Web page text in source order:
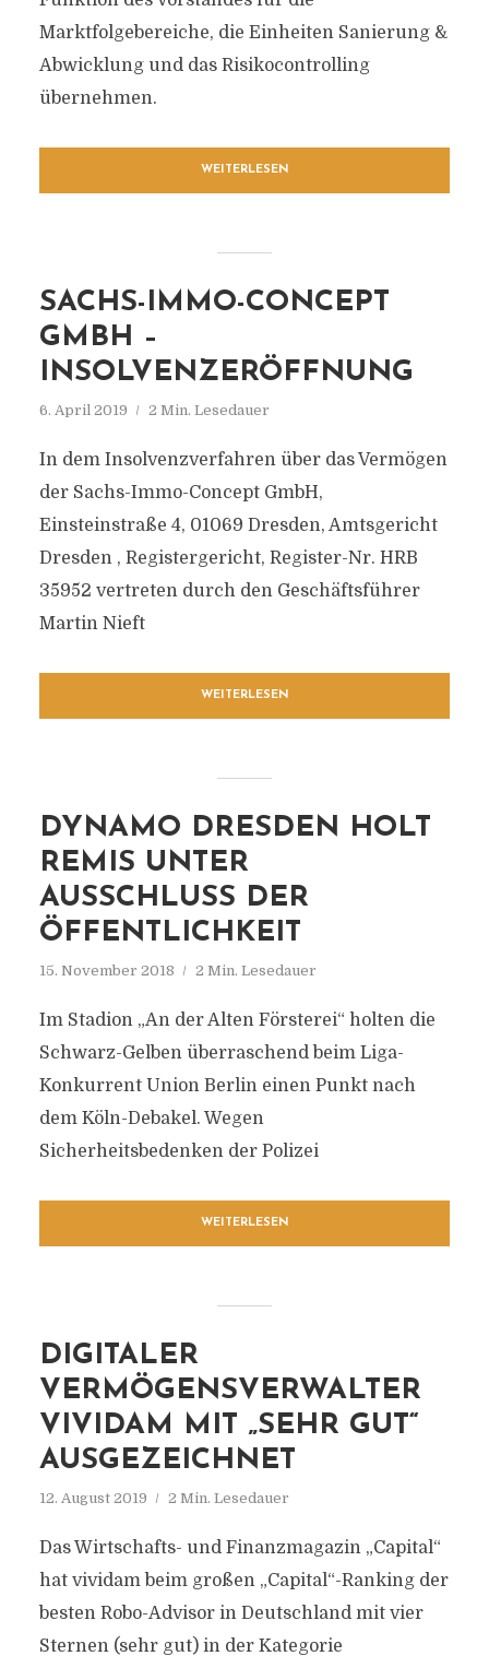
Marktfolgebereiche, die Einheiten Sanierung &
Abwicklung und das Risikocontrolling
übernehmen.
WEITERLESEN
SACHS-IMMO-CONCEPT
GMBH –
INSOLVENZERÖFFNUNG
6. April 2019 2 Min. Lesedauer
In dem Insolvenzverfahren über das Vermögen
der Sachs-Immo-Concept GmbH,
Einsteinstraße 4, 01069 Dresden, Amtsgericht
Dresden , Registergericht, Register-Nr. HRB
35952 vertreten durch den Geschäftsführer
Martin Nieft
WEITERLESEN
DYNAMO DRESDEN HOLT
REMIS UNTER
AUSSCHLUSS DER
ÖFFENTLICHKEIT
15. November 2018 2 Min. Lesedauer
Im Stadion „An der Alten Försterei“ holten die
Schwarz-Gelben überraschend beim Liga-
Konkurrent Union Berlin einen Punkt nach
dem Köln-Debakel. Wegen
Sicherheitsbedenken der Polizei
WEITERLESEN
DIGITALER
VERMÖGENSVERWALTER
VIVIDAM MIT „SEHR GUT“
AUSGEZEICHNET
12. August 2019 2 Min. Lesedauer
Das Wirtschafts- und Finanzmagazin „Capital“
hat vividam beim großen „Capital“-Ranking der
besten Robo-Advisor in Deutschland mit vier
Sternen (sehr gut) in der Kategorie